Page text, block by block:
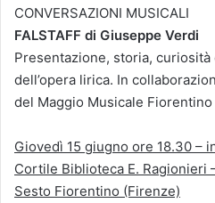
CONVERSAZIONI MUSICALI
FALSTAFF di Giuseppe Verdi
Presentazione, storia, curiosità
dell’opera lirica. In
del Maggio Musicale Fiorentino
Giovedì 15 giugno ore 18.30 –
Cortile Biblioteca E. Ragionieri
Sesto Fiorentino (Firenze)